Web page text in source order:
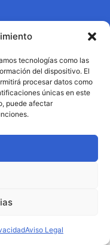
tecnologías como las
del dispositivo. El
procesar datos como
únicas en este
puede afectar
Aviso Legal